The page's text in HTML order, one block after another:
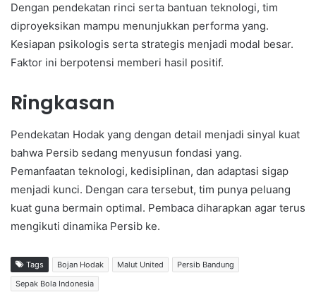
Dengan pendekatan rinci serta bantuan teknologi, tim
diproyeksikan mampu menunjukkan performa yang.
Kesiapan psikologis serta strategis menjadi modal besar.
Faktor ini berpotensi memberi hasil positif.
Ringkasan
Pendekatan Hodak yang dengan detail menjadi sinyal kuat
bahwa Persib sedang menyusun fondasi yang.
Pemanfaatan teknologi, kedisiplinan, dan adaptasi sigap
menjadi kunci. Dengan cara tersebut, tim punya peluang
kuat guna bermain optimal. Pembaca diharapkan agar terus
mengikuti dinamika Persib ke.
Tags Bojan Hodak Malut United
Persib Bandung
Sepak Bola Indonesia